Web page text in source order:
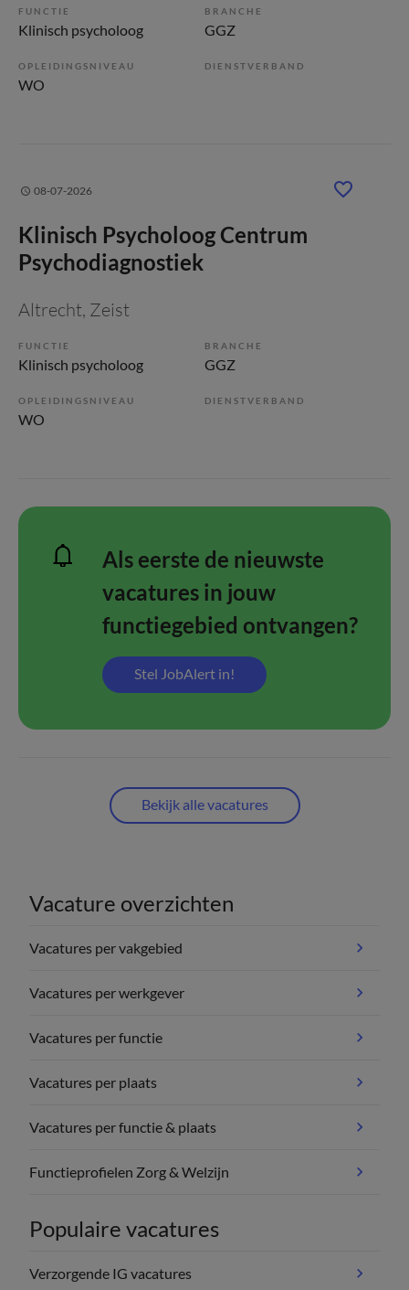
FUNCTIE
Klinisch psycholoog
BRANCHE
GGZ
OPLEIDINGSNIVEAU
WO
DIENSTVERBAND
08-07-2026
Klinisch Psycholoog Centrum
Psychodiagnostiek
Altrecht, Zeist
FUNCTIE
Klinisch psycholoog
BRANCHE
GGZ
OPLEIDINGSNIVEAU
WO
DIENSTVERBAND
Als eerste de nieuwste
vacatures in jouw
functiegebied ontvangen?
Stel JobAlert in!
Bekijk alle vacatures
Vacature overzichten
Vacatures per vakgebied
Vacatures per werkgever
Vacatures per functie
Vacatures per plaats
Vacatures per functie & plaats
Functieprofielen Zorg & Welzijn
Populaire vacatures
Verzorgende IG vacatures